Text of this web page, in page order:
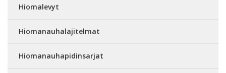
Hiomalevyt
Hiomanauhalajitelmat
Hiomanauhapidinsarjat